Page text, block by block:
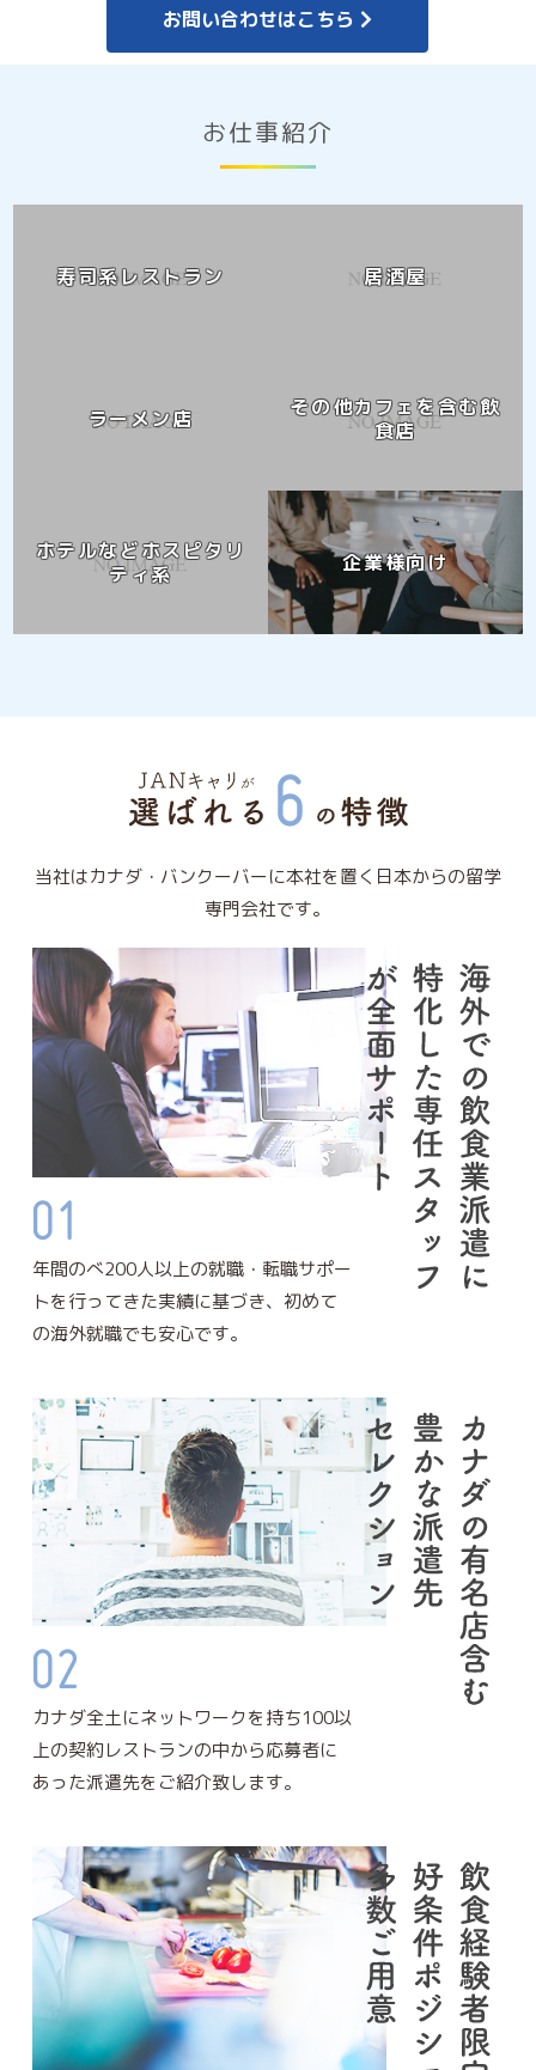
お問い合わせはこちら
お仕事紹介
寿司系レストラン 居酒屋
ラーメン店
その他カフェを含む飲
食店
ホテルなどホスピタリ
ティ系
企業様向け
当社はカナダ・バンクーバーに本社を置く日本からの留学
専門会社です。
年間のべ200人以上の就職・転職サポー
トを行ってきた実績に基づき、初めて
の海外就職でも安心です。
カナダ全土にネットワークを持ち100以
上の契約レストランの中から応募者に
あった派遣先をご紹介致します。